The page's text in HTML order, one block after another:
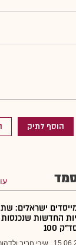
הוסף לתיק
ישראלים:
החדשות שנכנסות
100
שירי חביב